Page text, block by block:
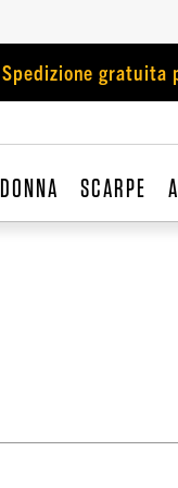
Spedizione gratuita
DONNA SCARPE